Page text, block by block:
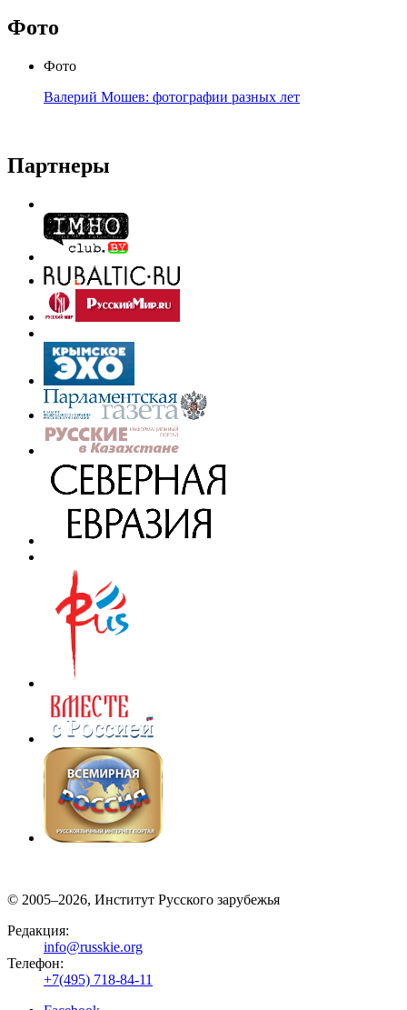
Фото
Фото
Валерий Мошев: фотографии разных лет
Партнеры
© 2005–2026, Институт Русского зарубежья
Редакция:
info@russkie.org
Телефон:
+7(495) 718-84-11